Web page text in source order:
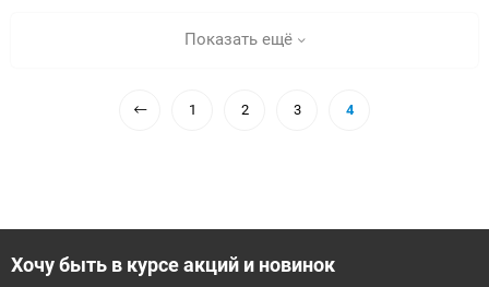
Показать ещё
1 2 3 4
Хочу быть в курсе акций и новинок